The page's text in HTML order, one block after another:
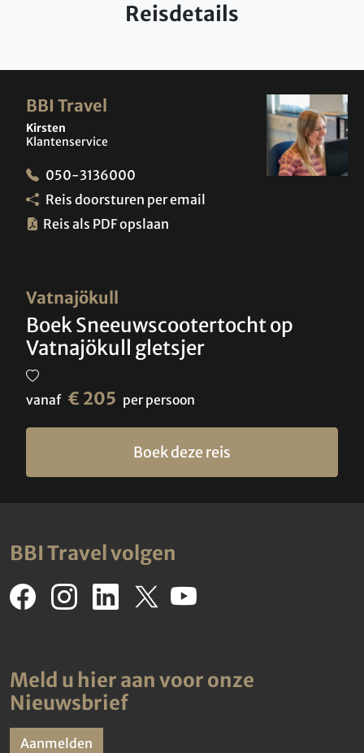
Reisdetails
Vatnajökull
Boek Sneeuwscootertocht op
Vatnajökull gletsjer
vanaf € 205 per persoon
Boek deze reis
BBI Travel
Kirsten
Klantenservice
050-3136000
Reis doorsturen per email
Reis als PDF opslaan
BBI Travel volgen
Meld u hier aan voor onze
Nieuwsbrief
Aanmelden